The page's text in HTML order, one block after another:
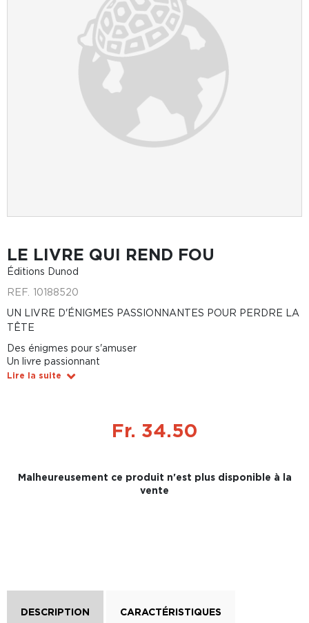
LE LIVRE QUI REND FOU
Éditions Dunod
REF. 10188520
UN LIVRE D'ÉNIGMES PASSIONNANTES POUR PERDRE LA
TÊTE
Des énigmes pour s'amuser
Un livre passionnant
Lire la suite
Fr. 34.50
Malheureusement ce produit n'est plus disponible à la
vente
DESCRIPTION CARACTÉRISTIQUES